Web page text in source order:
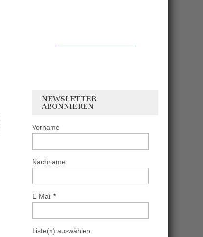
NEWSLETTER
ABONNIEREN
Vorname
Nachname
E-Mail *
Liste(n) auswählen: